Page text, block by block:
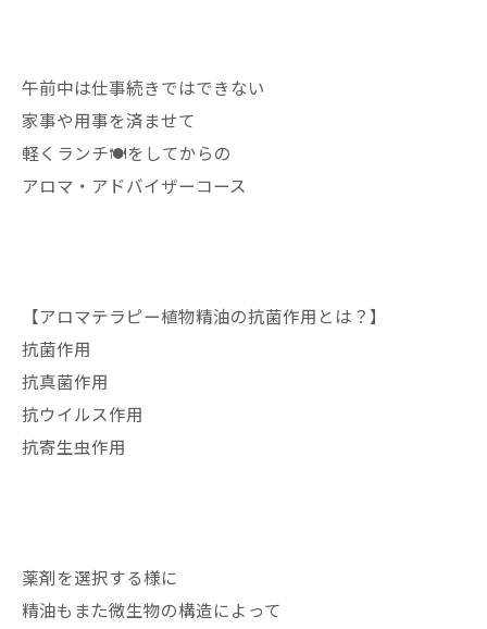
午前中は仕事続きではできない
家事や用事を済ませて
軽くランチ🍽️をしてからの
アロマ・アドバイザーコース
【アロマテラピー植物精油の抗菌作用とは？】
抗菌作用
抗真菌作用
抗ウイルス作用
抗寄生虫作用
薬剤を選択する様に
精油もまた微生物の構造によって